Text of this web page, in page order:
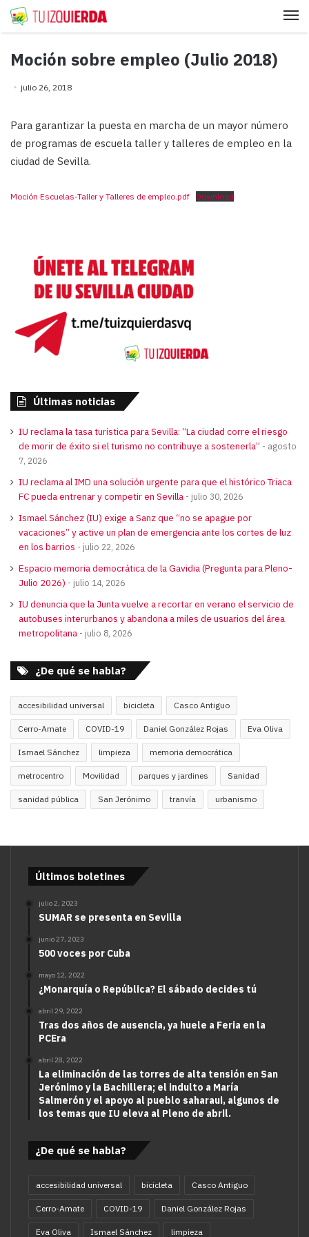
Moción sobre empleo (Julio 2018)
julio 26, 2018
Para garantizar la puesta en marcha de un mayor número
de programas de escuela taller y talleres de empleo en la
ciudad de Sevilla.
Moción Escuelas-Taller y Talleres de empleo.pdf Download
Últimas noticias
IU reclama la tasa turística para Sevilla: “La ciudad corre el riesgo
de morir de éxito si el turismo no contribuye a sostenerla”
agosto
7, 2026
IU reclama al IMD una solución urgente para que el histórico Triaca
FC pueda entrenar y competir en Sevilla
julio 30, 2026
Ismael Sánchez (IU) exige a Sanz que “no se apague por
vacaciones” y active un plan de emergencia ante los cortes de luz
en los barrios
julio 22, 2026
Espacio memoria democrática de la Gavidia (Pregunta para Pleno-
Julio 2026)
julio 14, 2026
IU denuncia que la Junta vuelve a recortar en verano el servicio de
autobuses interurbanos y abandona a miles de usuarios del área
metropolitana
julio 8, 2026
¿De qué se habla?
accesibilidad universal bicicleta Casco Antiguo
Cerro-Amate COVID-19 Daniel González Rojas Eva Oliva
Ismael Sánchez limpieza memoria democrática
metrocentro Movilidad parques y jardines Sanidad
sanidad pública San Jerónimo tranvía urbanismo
Últimos boletines
julio 2, 2023
SUMAR se presenta en Sevilla
junio 27, 2023
500 voces por Cuba
mayo 12, 2022
¿Monarquía o República? El sábado decides tú
abril 29, 2022
Tras dos años de ausencia, ya huele a Feria en la
PCEra
abril 28, 2022
La eliminación de las torres de alta tensión en San
Jerónimo y la Bachillera; el indulto a María
Salmerón y el apoyo al pueblo saharaui, algunos de
los temas que IU eleva al Pleno de abril.
¿De qué se habla?
accesibilidad universal bicicleta Casco Antiguo
Cerro-Amate COVID-19 Daniel González Rojas
Eva Oliva Ismael Sánchez limpieza